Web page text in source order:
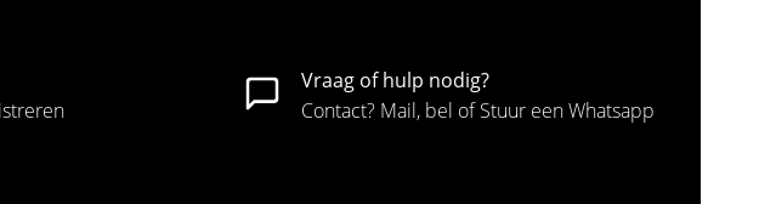
Vraag of hulp nodig?
Contact? Mail, bel of Stuur een Whatsapp